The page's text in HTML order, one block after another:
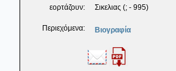
εορτάζουν:
Σικελιας (; - 995)
Περιεχόμενα: Βιογραφία